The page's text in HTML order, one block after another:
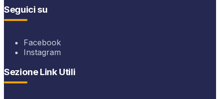
Seguici su
Facebook
Instagram
Sezione Link Utili